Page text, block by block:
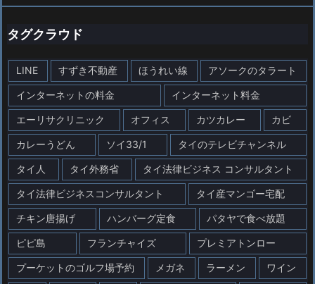
タグクラウド
LINE すずき不動産 ほうれい線 アソークのタラート
インターネットの料金 インターネット料金
エーリサクリニック オフィス カツカレー カビ
カレーうどん ソイ33/1 タイのテレビチャンネル
タイ人 タイ外務省 タイ法律ビジネス コンサルタント
タイ法律ビジネスコンサルタント タイ産マンゴー宅配
チキン唐揚げ ハンバーグ定食 パタヤで食べ放題
ピピ島 フランチャイズ プレミアトンロー
プーケットのゴルフ場予約 メガネ ラーメン ワイン